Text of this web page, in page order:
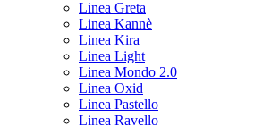
Linea Greta
Linea Kannè
Linea Kira
Linea Light
Linea Mondo 2.0
Linea Oxid
Linea Pastello
Linea Ravello